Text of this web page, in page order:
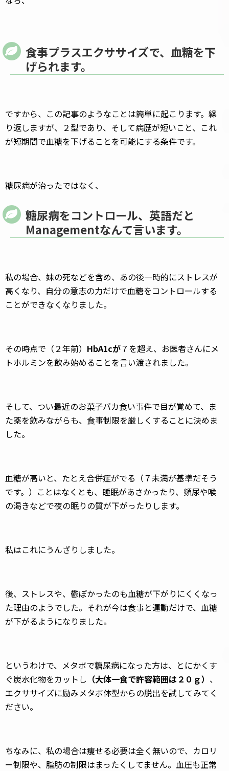
食事プラスエクササイズで、血糖を下
げられます。
ですから、この記事のようなことは簡単に起こります。繰
り返しますが、２型であり、そして病歴が短いこと、これ
が短期間で血糖を下げることを可能にする条件です。
糖尿病が治ったではなく、
糖尿病をコントロール、英語だと
Managementなんて言います。
私の場合、妹の死などを含め、あの後一時的にストレスが
高くなり、自分の意志の力だけで血糖をコントロールする
ことができなくなりました。
その時点で（２年前） HbA1cが７を超え、お医者さんにメ
トホルミンを飲み始めることを言い渡されました。
そして、つい最近のお菓子バカ食い事件で目が覚めて、ま
た薬を飲みながらも、食事制限を厳しくすることに決めま
した。
血糖が高いと、たとえ合併症がでる（７未満が基準だそう
です。）ことはなくとも、睡眠があさかったり、頻尿や喉
の渇きなどで夜の眠りの質が下がったりします。
私はこれにうんざりしました。
後、ストレスや、鬱ぽかったのも血糖が下がりにくくなっ
た理由のようでした。それが今は食事と運動だけで、血糖
が下がるようになりました。
というわけで、メタボで糖尿病になった方は、とにかくす
ぐ炭水化物をカットし （大体一食で許容範囲は２０ｇ） 、
エクササイズに励みメタボ体型からの脱出を試してみてく
ださい。
ちなみに、私の場合は痩せる必要は全く無いので、カロリ
ー制限や、脂肪の制限はまったくしてません。血圧も正常